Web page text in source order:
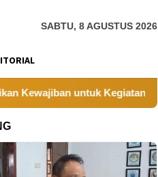
SABTU, 8 AGUSTUS 2026
untuk Kegiatan Operasi